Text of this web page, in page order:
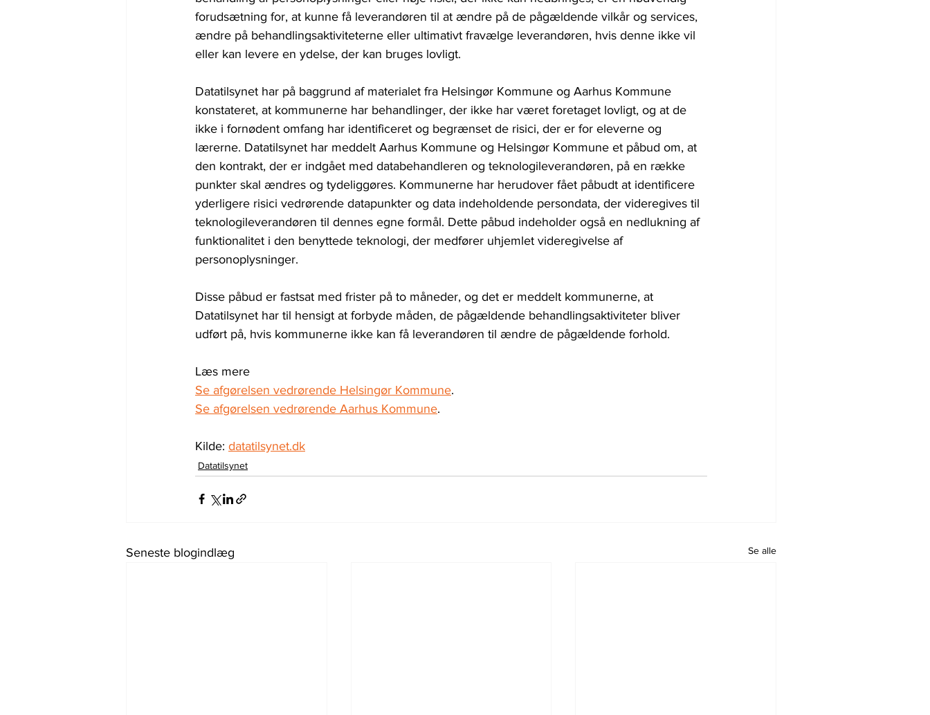
forudsætning for, at kunne få leverandøren til at ændre på de pågældende vilkår og services,
ændre på behandlingsaktiviteterne eller ultimativt fravælge leverandøren, hvis denne ikke vil
eller kan levere en ydelse, der kan bruges lovligt.
Datatilsynet har på baggrund af materialet fra Helsingør Kommune og Aarhus Kommune
konstateret, at kommunerne har behandlinger, der ikke har været foretaget lovligt, og at de
ikke i fornødent omfang har identificeret og begrænset de risici, der er for eleverne og
lærerne. Datatilsynet har meddelt Aarhus Kommune og Helsingør Kommune et påbud om, at
den kontrakt, der er indgået med databehandleren og teknologileverandøren, på en række
punkter skal ændres og tydeliggøres. Kommunerne har herudover fået påbudt at identificere
yderligere risici vedrørende datapunkter og data indeholdende persondata, der videregives til
teknologileverandøren til dennes egne formål. Dette påbud indeholder også en nedlukning af
funktionalitet i den benyttede teknologi, der medfører uhjemlet videregivelse af
personoplysninger.
Disse påbud er fastsat med frister på to måneder, og det er meddelt kommunerne, at
Datatilsynet har til hensigt at forbyde måden, de pågældende behandlingsaktiviteter bliver
udført på, hvis kommunerne ikke kan få leverandøren til ændre de pågældende forhold.
Læs mere
Se afgørelsen vedrørende Helsingør Kommune.
Se afgørelsen vedrørende Aarhus Kommune.
Kilde: datatilsynet.dk
Datatilsynet
Seneste blogindlæg Se alle